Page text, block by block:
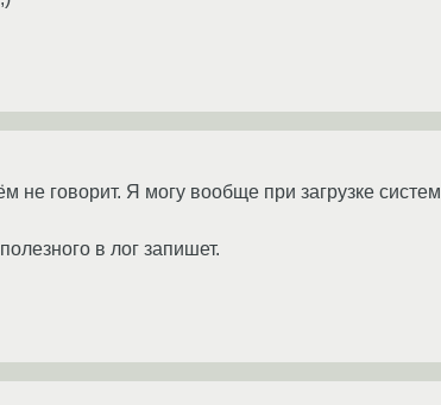
не говорит. Я могу вообще при загрузке
в лог запишет.